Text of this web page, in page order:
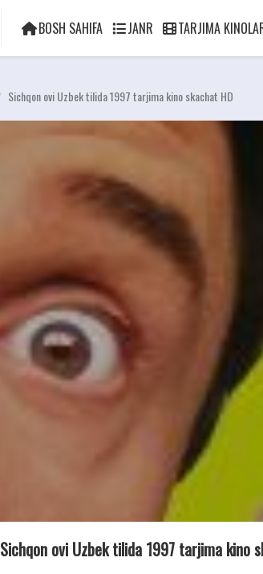
BOSH SAHIFA JANR TARJIMA
Sichqon ovi Uzbek tilida 1997 tarjima kino skachat HD
Sichqon ovi Uzbek tilida 1997 tarjima kino